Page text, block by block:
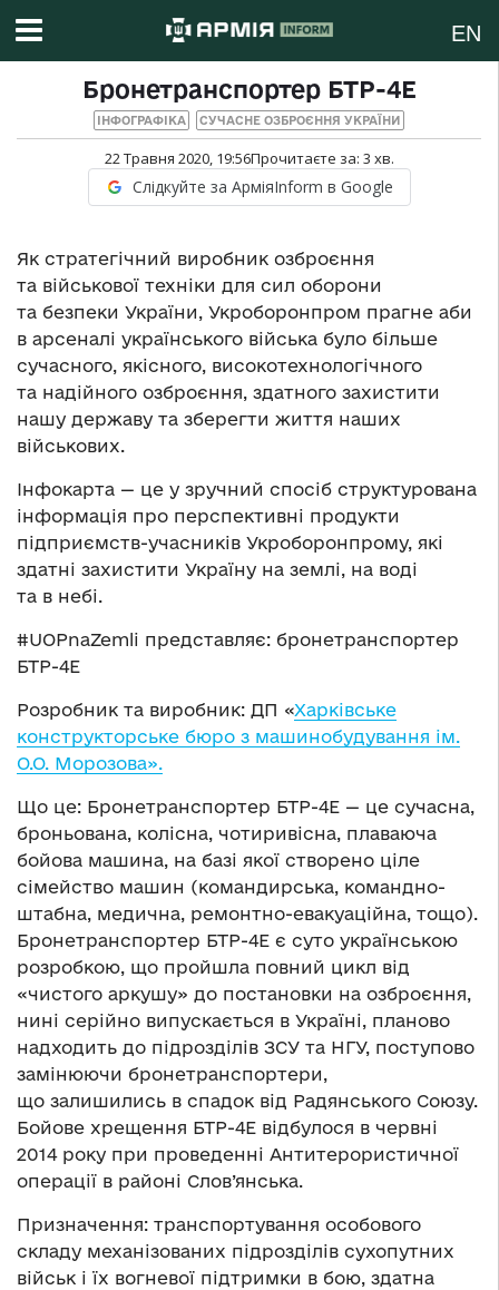
EN
Бронетранспортер БТР-4Е
ІНФОГРАФІКА СУЧАСНЕ ОЗБРОЄННЯ УКРАЇНИ
22 Травня 2020, 19:56Прочитаєте за: 3 хв.
Слідкуйте за АрміяInform в Google
Як стратегічний виробник озброєння
та військової техніки для сил оборони
та безпеки України, Укроборонпром прагне аби
в арсеналі українського війська було більше
сучасного, якісного, високотехнологічного
та надійного озброєння, здатного захистити
нашу державу та зберегти життя наших
військових.
Інфокарта — це у зручний спосіб структурована
інформація про перспективні продукти
підприємств-учасників Укроборонпрому, які
здатні захистити Україну на землі, на воді
та в небі.
#UOPnaZemli представляє: бронетранспортер
БТР-4Е
Розробник та виробник: ДП «Харківське
конструкторське бюро з машинобудування ім.
О.О. Морозова».
Що це: Бронетранспортер БТР-4Е — це сучасна,
броньована, колісна, чотиривісна, плаваюча
бойова машина, на базі якої створено ціле
сімейство машин (командирська, командно-
штабна, медична, ремонтно-евакуаційна, тощо).
Бронетранспортер БТР-4Е є суто українською
розробкою, що пройшла повний цикл від
«чистого аркушу» до постановки на озброєння,
нині серійно випускається в Україні, планово
надходить до підрозділів ЗСУ та НГУ, поступово
замінюючи бронетранспортери,
що залишились в спадок від Радянського Союзу.
Бойове хрещення БТР-4Е відбулося в червні
2014 року при проведенні Антитерористичної
операції в районі Слов’янська.
Призначення: транспортування особового
складу механізованих підрозділів сухопутних
військ і їх вогневої підтримки в бою, здатна